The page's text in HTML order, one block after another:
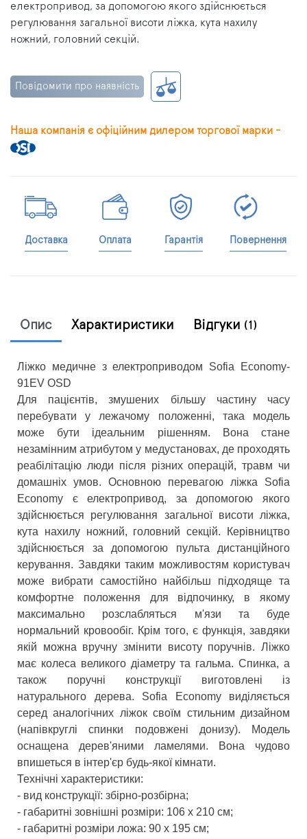
електропривод, за допомогою якого здійснюється
регулювання загальної висоти ліжка, кута нахилу
ножний, головний секцій.
Повідомити про наявність
Наша компанія є офіційним дилером торгової марки -
Доставка Оплата Гарантія Повернення
Опис Характиристики Відгуки (1)
Ліжко медичне з електроприводом Sofia Economy-
91EV OSD
Для пацієнтів, змушених більшу частину часу
перебувати у лежачому положенні, така модель
може бути ідеальним рішенням. Вона стане
незамінним атрибутом у медустановах, де проходять
реабілітацію люди після різних операцій, травм чи
домашніх умов. Основною перевагою ліжка Sofia
Economy є електропривод, за допомогою якого
здійснюється регулювання загальної висоти ліжка,
кута нахилу ножний, головний секцій. Керівництво
здійснюється за допомогою пульта дистанційного
керування. Завдяки таким можливостям користувач
може вибрати самостійно найбільш підходяще та
комфортне положення для відпочинку, в якому
максимально розслабляться м'язи та буде
нормальний кровообіг. Крім того, є функція, завдяки
якій можна вручну змінити висоту поручнів. Ліжко
має колеса великого діаметру та гальма. Спинка, а
також поручні конструкції виготовлені із
натурального дерева. Sofia Economy виділяється
серед аналогічних ліжок своїм стильним дизайном
(напівкруглі спинки подовжені донизу). Модель
оснащена дерев'яними ламелями. Вона чудово
впишеться в інтер'єр будь-якої кімнати.
Технічні характеристики:
- вид конструкції: збірно-розбірна;
- габаритні зовнішні розміри: 106 х 210 см;
- габаритні розміри ложа: 90 х 195 см;